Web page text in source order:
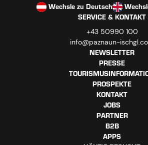
Wechsle zu Deutsch
SERVICE & KONTAKT
+43 50990 100
info@paznaun-
NEWSLETTER
PRESSE
PROSPEKTE
KONTAKT
JOBS
PARTNER
B2B
APPS